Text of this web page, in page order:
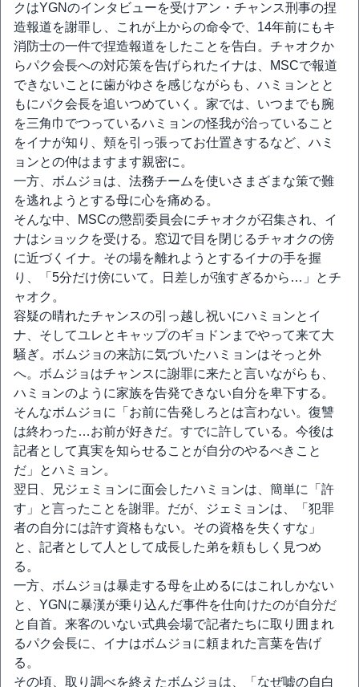
クはYGNのインタビューを受けアン・チャンス刑事の捏
造報道を謝罪し、これが上からの命令で、14年前にもキ
消防士の一件で捏造報道をしたことを告白。チャオクか
らパク会長への対応策を告げられたイナは、MSCで報道
できないことに歯がゆさを感じながらも、ハミョンとと
もにパク会長を追いつめていく。家では、いつまでも腕
を三角巾でつっているハミョンの怪我が治っていること
をイナが知り、頬を引っ張ってお仕置きするなど、ハミ
ョンとの仲はますます親密に。
一方、ボムジョは、法務チームを使いさまざまな策で難
を逃れようとする母に心を痛める。
そんな中、MSCの懲罰委員会にチャオクが召集され、イ
ナはショックを受ける。窓辺で目を閉じるチャオクの傍
に近づくイナ。その場を離れようとするイナの手を握
り、「5分だけ傍にいて。日差しが強すぎるから…」とチ
ャオク。
容疑の晴れたチャンスの引っ越し祝いにハミョンとイ
ナ、そしてユレとキャップのギョドンまでやって来て大
騒ぎ。ボムジョの来訪に気づいたハミョンはそっと外
へ。ボムジョはチャンスに謝罪に来たと言いながらも、
ハミョンのように家族を告発できない自分を卑下する。
そんなボムジョに「お前に告発しろとは言わない。復讐
は終わった…お前が好きだ。すでに許している。今後は
記者として真実を知らせることが自分のやるべきこと
だ」とハミョン。
翌日、兄ジェミョンに面会したハミョンは、簡単に「許
す」と言ったことを謝罪。だが、ジェミョンは、「犯罪
者の自分には許す資格もない。その資格を失くすな」
と、記者として人として成長した弟を頼もしく見つめ
る。
一方、ボムジョは暴走する母を止めるにはこれしかない
と、YGNに暴漢が乗り込んだ事件を仕向けたのが自分だ
と自首。来客のいない式典会場で記者たちに取り囲まれ
るパク会長に、イナはボムジョに頼まれた言葉を告げ
る。
その頃、取り調べを終えたボムジョは、「なぜ嘘の自白